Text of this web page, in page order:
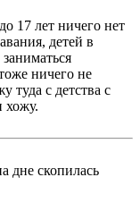
17 лет ничего нет
детей в
ничего не
туда с детства с
хожу.
дне скопилась